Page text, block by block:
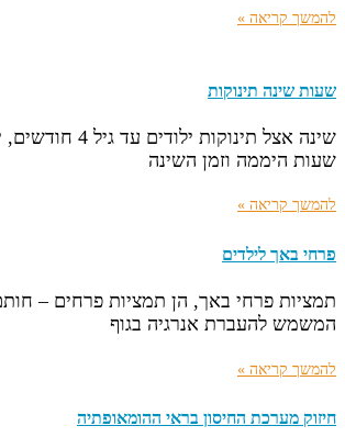
להמשך קריאה »
שעות שינה תינוקות
שינה אצל תינוקות
שעות היממה וזמן השינה
להמשך קריאה »
פרחי באך לילדים
תמציות פרחי באך, הן תמציות פרחים –
המשמש להעברת אנרגיה בגוף
להמשך קריאה »
חיזוק מערכת החיסון בראי ההומאופתיה